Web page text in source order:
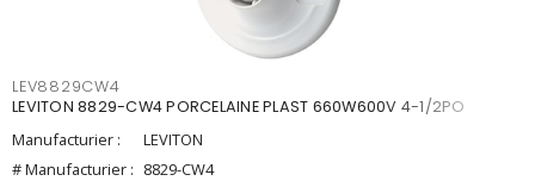
LEV8829CW4
LEVITON 8829-CW4 PORCELAINE PLAST 660W600V 4-1/2PO
Manufacturier :
LEVITON
# Manufacturier : 8829-CW4